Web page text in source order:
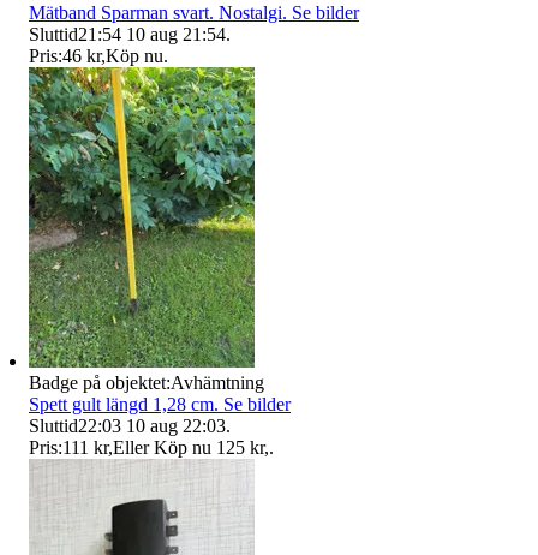
Mätband Sparman svart. Nostalgi. Se bilder
Sluttid21:54 10 aug 21:54.
Pris:46 kr,Köp nu.
Badge på objektet:Avhämtning
Spett gult längd 1,28 cm. Se bilder
Sluttid22:03 10 aug 22:03.
Pris:111 kr,Eller Köp nu 125 kr,.